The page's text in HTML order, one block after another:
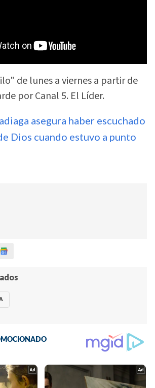
de lunes a viernes a partir de
por Canal 5. El Líder.
asegura haber escuchado
Dios cuando estuvo a punto